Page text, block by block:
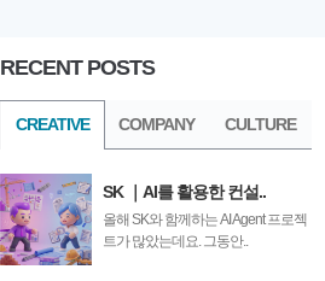
CULTURE
RECENT POSTS
CREATIVE
SK ｜AI를 활용한 컨설..
올해 SK와 함께하는 AI Agent 프로젝
트가 많았는데요. 그동안..
COMPANY CULTURE